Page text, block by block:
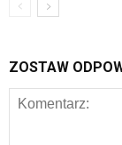
ZOSTAW